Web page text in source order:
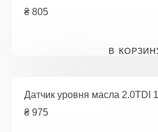
₴ 805
В
Датчик уровня масла 2.0TDI
₴ 975